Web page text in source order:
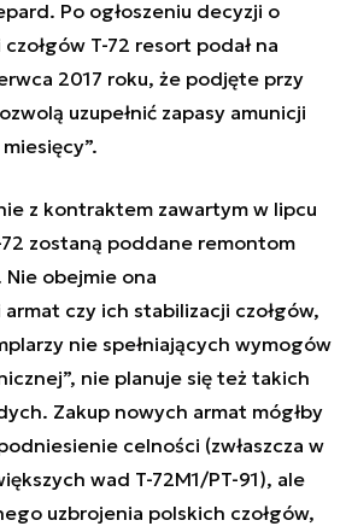
Po ogłoszeniu decyzji o
T-72 resort podał na
2017 roku, że podjęte przy
uzupełnić zapasy amunicji
z kontraktem zawartym w lipcu
72 zostaną poddane remontom
obejmie ona
czy ich stabilizacji czołgów,
nie spełniających wymogów
nie planuje się też takich
Zakup nowych armat mógłby
celności (zwłaszcza w
wad T-72M1/PT-91), ale
uzbrojenia polskich czołgów,